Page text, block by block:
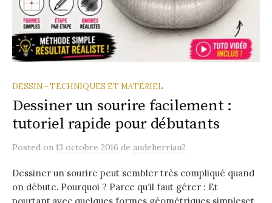
DESSIN - TECHNIQUES ET MATÉRIEL
Dessiner un sourire facilement :
tutoriel rapide pour débutants
Posted on 13 octobre 2016 de audeherriau2
Dessiner un sourire peut sembler très compliqué quand
on débute. Pourquoi ? Parce qu’il faut gérer : Et